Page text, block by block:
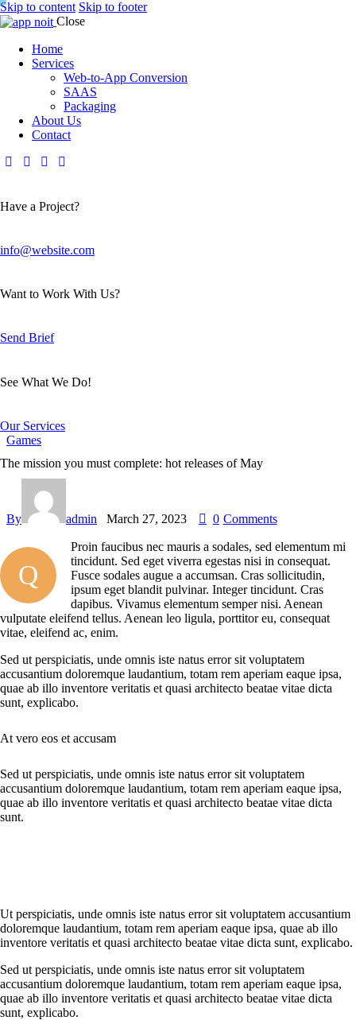
Skip to content Skip to footer
Close
Home
Services
Web-to-App Conversion
SAAS
Packaging
About Us
Contact
Have a Project?
info@website.com
Want to Work With Us?
Send Brief
See What We Do!
Our Services
Games
The mission you must complete: hot releases of May
By admin March 27, 2023 0 Comments
Q
Proin faucibus nec mauris a sodales, sed elementum mi
tincidunt. Sed eget viverra egestas nisi in consequat.
Fusce sodales augue a accumsan. Cras sollicitudin,
ipsum eget blandit pulvinar. Integer tincidunt. Cras
dapibus. Vivamus elementum semper nisi. Aenean
vulputate eleifend tellus. Aenean leo ligula, porttitor eu, consequat
vitae, eleifend ac, enim.
Sed ut perspiciatis, unde omnis iste natus error sit voluptatem
accusantium doloremque laudantium, totam rem aperiam eaque ipsa,
quae ab illo inventore veritatis et quasi architecto beatae vitae dicta
sunt, explicabo.
At vero eos et accusam
Sed ut perspiciatis, unde omnis iste natus error sit voluptatem
accusantium doloremque laudantium, totam rem aperiam eaque ipsa,
quae ab illo inventore veritatis et quasi architecto beatae vitae dicta
sunt.
Ut perspiciatis, unde omnis iste natus error sit voluptatem accusantium
doloremque laudantium, totam rem aperiam eaque ipsa, quae ab illo
inventore veritatis et quasi architecto beatae vitae dicta sunt, explicabo.
Sed ut perspiciatis, unde omnis iste natus error sit voluptatem
accusantium doloremque laudantium, totam rem aperiam eaque ipsa,
quae ab illo inventore veritatis et quasi architecto beatae vitae dicta
sunt, explicabo.